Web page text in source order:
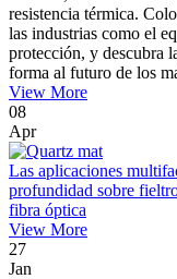
resistencia térmica.
las industrias como el
protección, y descubra
forma al futuro de los
View More
08
Apr
Las aplicaciones
profundidad sobre
fibra óptica
View More
27
Jan